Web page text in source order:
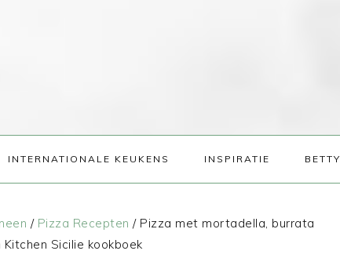
INTERNATIONALE KEUKENS INSPIRATIE BETTY
/ Pizza Recepten /Pizza met mortadella, burrata
Sicilie kookboek